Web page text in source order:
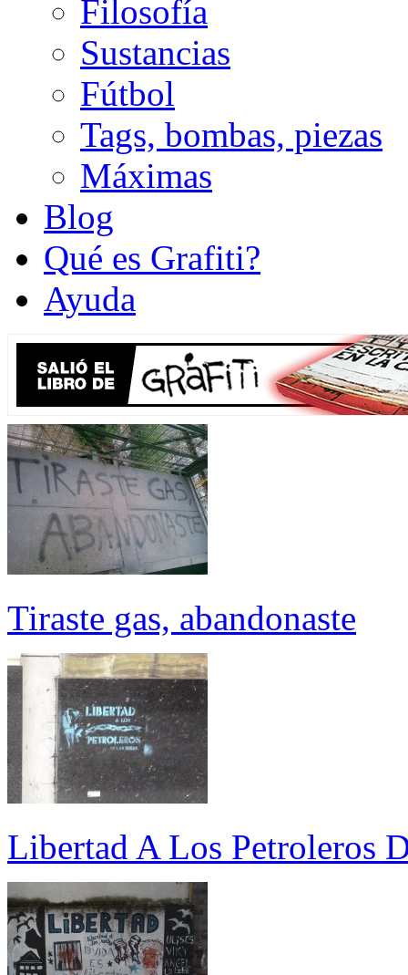
Filosofía
Sustancias
Fútbol
Tags, bombas, piezas
Máximas
Blog
Qué es Grafiti?
Ayuda
Tiraste gas, abandonaste
Libertad A Los Petroleros